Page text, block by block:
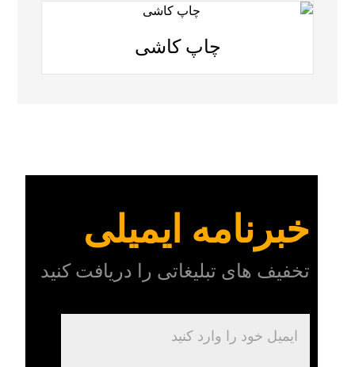
چاپ کاشی
خبرنامه ایمیلی
تخفیف های تبلیغاتی را دریافت کنید